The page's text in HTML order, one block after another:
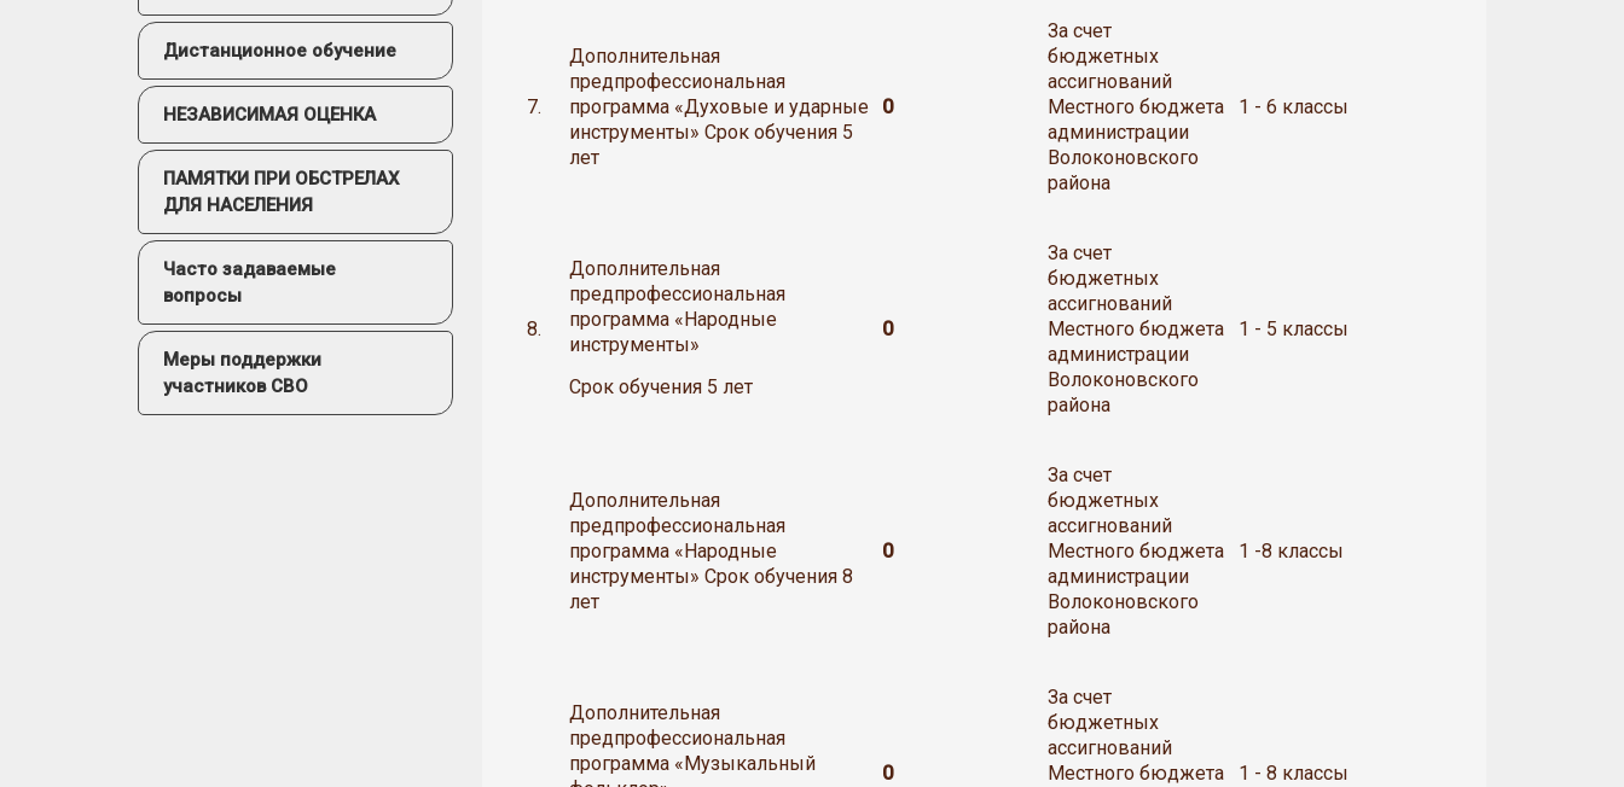
Дистанционное обучение
НЕЗАВИСИМАЯ ОЦЕНКА
ПАМЯТКИ ПРИ ОБСТРЕЛАХ
ДЛЯ НАСЕЛЕНИЯ
Часто задаваемые
вопросы
Меры поддержки
участников СВО
7.
Дополнительная
предпрофессиональная
программа «Духовые и ударные
инструменты» Срок обучения 5
лет
0
За счет
бюджетных
ассигнований
Местного бюджета
администрации
Волоконовского
района
1 - 6 классы
8.
Дополнительная
предпрофессиональная
программа «Народные
инструменты»
Срок обучения 5 лет
0
За счет
бюджетных
ассигнований
Местного бюджета
администрации
Волоконовского
района
1 - 5 классы
Дополнительная
предпрофессиональная
программа «Народные
инструменты» Срок обучения 8
лет
0
За счет
бюджетных
ассигнований
Местного бюджета
администрации
Волоконовского
района
1 -8 классы
Дополнительная
предпрофессиональная
программа «Музыкальный
0
За счет
бюджетных
ассигнований
Местного бюджета
1 - 8 классы